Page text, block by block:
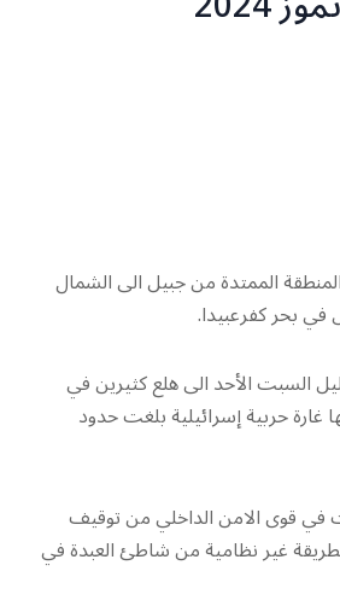
الممتدة من جبيل الى الشمال
بحر كفرعبيدا.
السبت الأحد الى هلع كثيرين في
غارة حربية إسرائيلية بلغت حدود
في قوى الامن الداخلي من توقيف
غير نظامية من شاطئ العبدة في